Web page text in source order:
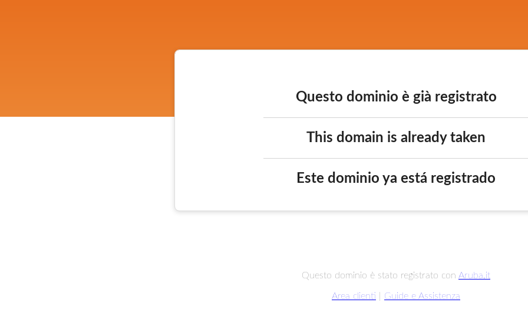
Questo dominio è già registrato
This domain is already taken
Este dominio ya está registrado
Questo dominio è stato registrato con Aruba.it
Area clienti Guide e Assistenza